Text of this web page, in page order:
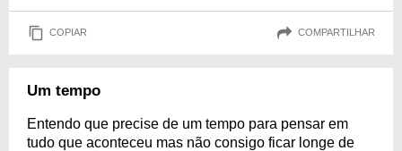
COPIAR COMPARTILHAR
Um tempo
Entendo que precise de um tempo para pensar em
tudo que aconteceu mas não consigo ficar longe de